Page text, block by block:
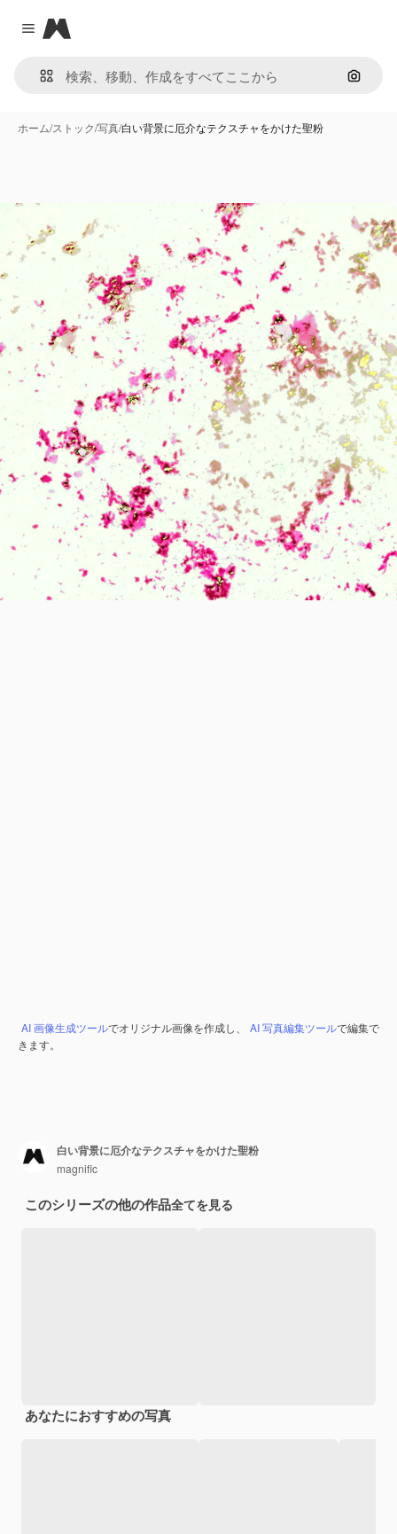
Close menu
Magnific
画像で
ホーム/ストック/写真/白い背景に厄介なテクスチャをかけた聖粉
AI 画像生成ツールでオリジナル画像を作成し、 AI 写真編集ツールで編集で
きます。
白い背景に厄介なテクスチャをかけた聖粉
magnific
このシリーズの他の作品全てを見る
あなたにおすすめの写真